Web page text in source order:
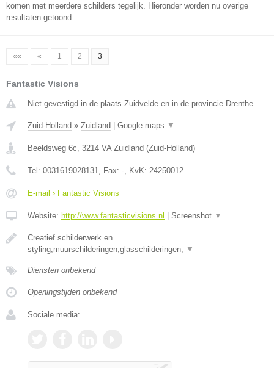
komen met meerdere schilders tegelijk. Hieronder worden nu overige
resultaten getoond.
«« « 1 2 3
Fantastic Visions
Niet gevestigd in de plaats Zuidvelde en in de provincie Drenthe.
Zuid-Holland » Zuidland Google maps ▼
Beeldsweg 6c, 3214 VA Zuidland (Zuid-Holland)
Tel: 0031619028131, Fax: -, KvK: 24250012
E-mail › Fantastic Visions
Website: http://www.fantasticvisions.nl Screenshot ▼
Creatief schilderwerk en
styling,muurschilderingen,glasschilderingen, ▼
Diensten onbekend
Openingstijden onbekend
Sociale media: